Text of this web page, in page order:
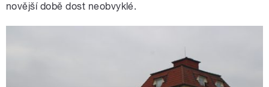
novější době dost neobvyklé.